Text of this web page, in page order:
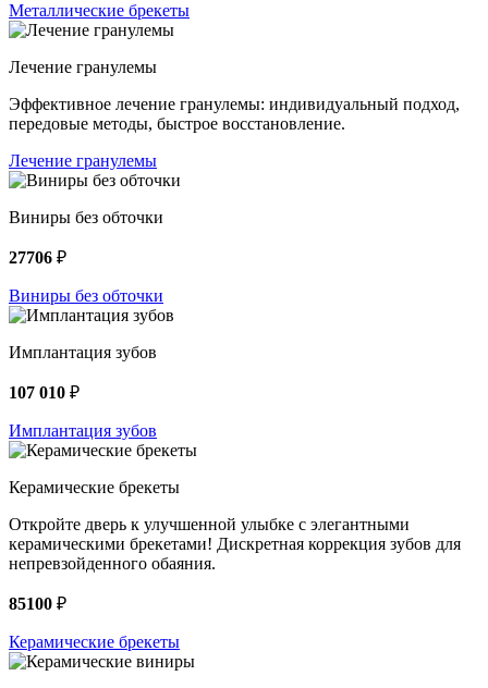
Металлические брекеты
Лечение гранулемы
Эффективное лечение гранулемы: индивидуальный подход,
передовые методы, быстрое восстановление.
Лечение гранулемы
Виниры без обточки
27706 ₽
Виниры без обточки
Имплантация зубов
107 010 ₽
Имплантация зубов
Керамические брекеты
Откройте дверь к улучшенной улыбке с элегантными
керамическими брекетами! Дискретная коррекция зубов для
непревзойденного обаяния.
85100 ₽
Керамические брекеты